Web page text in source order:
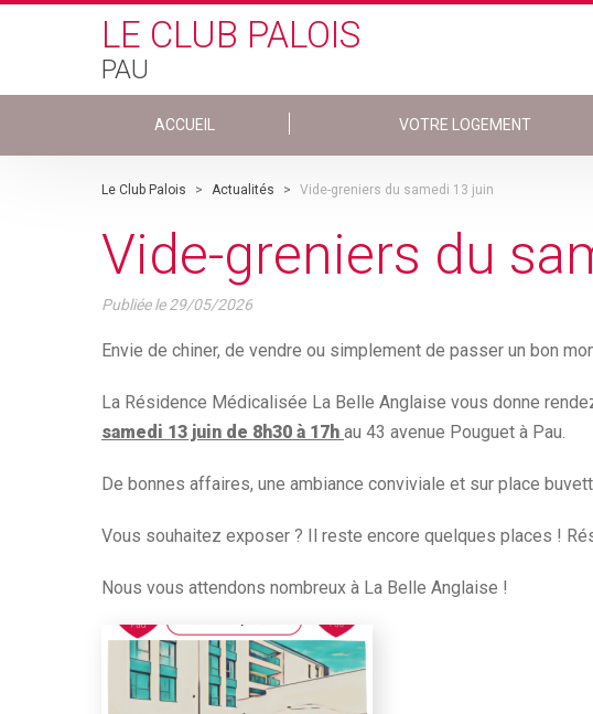
Skip to main content
LE CLUB PALOIS
PAU
ACCUEIL VOTRE LOGEMENT
Le Club Palois > Actualités > Vide-greniers du samedi 13 juin
Vide-greniers du
Publiée le 29/05/2026
Envie de chiner, de vendre ou simplement de passer un bon
La Résidence Médicalisée La Belle Anglaise vous donne
samedi 13 juin de 8h30 à 17h au 43 avenue Pouguet à Pau.
De bonnes affaires, une ambiance conviviale et sur place
Vous souhaitez exposer ? Il reste encore quelques places !
Nous vous attendons nombreux à La Belle Anglaise !